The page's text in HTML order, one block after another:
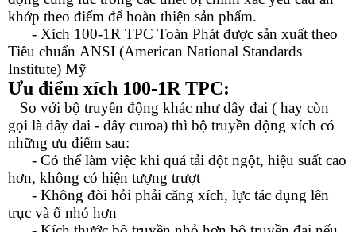
khớp theo điểm để hoàn thiện sản phẩm.
- Xích 100-1R TPC Toàn Phát được sản xuất theo
Tiêu chuẩn ANSI (American National Standards
Institute) Mỹ
Ưu điểm xích 100-1R TPC:
So với bộ truyền động khác như dây đai ( hay còn
gọi là dây đai - dây curoa) thì bộ truyền động xích có
những ưu điểm sau:
- Có thể làm việc khi quá tải đột ngột, hiệu suất cao
hơn, không có hiện tượng trượt
- Không đòi hỏi phải căng xích, lực tác dụng lên
trục và ổ nhỏ hơn